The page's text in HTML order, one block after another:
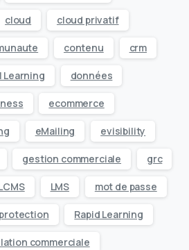
cloud cloud privatif
contenu crm
Learning données
ecommerce
eMailing evisibility
gestion commerciale grc
LMS mot de passe
protection Rapid Learning
commerciale